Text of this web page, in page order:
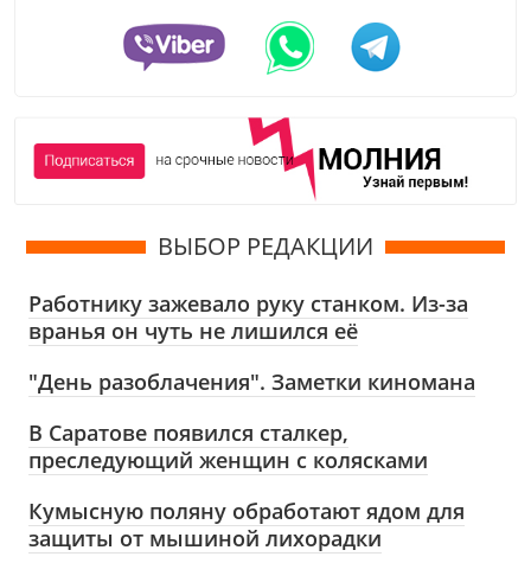
ВЫБОР РЕДАКЦИИ
Работнику зажевало руку станком. Из-за
вранья он чуть не лишился её
"День разоблачения". Заметки киномана
В Саратове появился сталкер,
преследующий женщин с колясками
Кумысную поляну обработают ядом для
защиты от мышиной лихорадки